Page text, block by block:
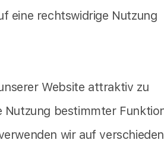
eine rechtswidrige Nutzung
Website attraktiv zu
Nutzung bestimmter
wir auf